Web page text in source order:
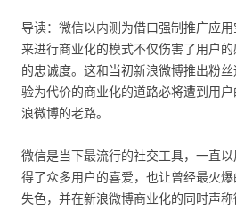
导读：微信以内测为借口强制推广应
来进行商业化的模式不仅伤害了用户
的忠诚度。这和当初新浪微博推出粉
验为代价的商业化的道路必将遭到用
浪微博的老路。
微信是当下最流行的社交工具，一直
得了众多用户的喜爱，也让曾经最火
失色，并在新浪微博商业化的同时声